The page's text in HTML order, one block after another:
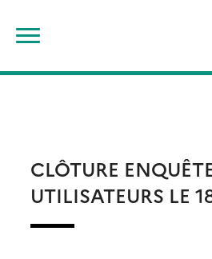
content
CLÔTURE
UTILISATEURS LE